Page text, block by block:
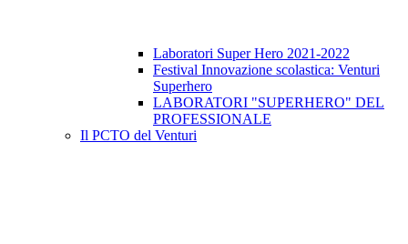
Laboratori Super Hero 2021-2022
Festival Innovazione scolastica: Venturi
Superhero
LABORATORI "SUPERHERO" DEL
PROFESSIONALE
Il PCTO del Venturi